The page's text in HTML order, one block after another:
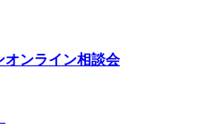
オンライン相談会